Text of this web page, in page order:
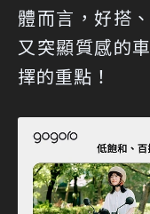
體而言，好搭
又突顯質感的
擇的重點！